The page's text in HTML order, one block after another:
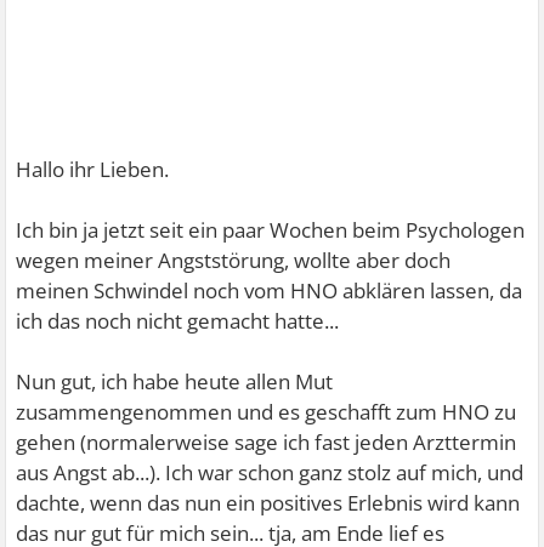
Hallo ihr Lieben.
Ich bin ja jetzt seit ein paar Wochen beim Psychologen
wegen meiner Angststörung, wollte aber doch
meinen Schwindel noch vom HNO abklären lassen, da
ich das noch nicht gemacht hatte...
Nun gut, ich habe heute allen Mut
zusammengenommen und es geschafft zum HNO zu
gehen (normalerweise sage ich fast jeden Arzttermin
aus Angst ab...). Ich war schon ganz stolz auf mich, und
dachte, wenn das nun ein positives Erlebnis wird kann
das nur gut für mich sein... tja, am Ende lief es